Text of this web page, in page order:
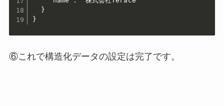
  }
}
⑥これで構造化データの設定は完了です。